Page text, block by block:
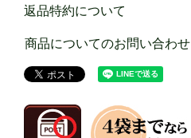
返品特約について
商品についてのお問い合わせ